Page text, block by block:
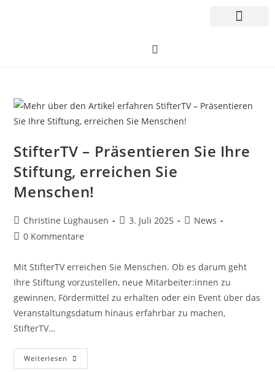
StifterTV – Präsentieren Sie Ihre
Stiftung, erreichen Sie
Menschen!
Christine Lüghausen 3. Juli 2025
News
0 Kommentare
Mit StifterTV erreichen Sie Menschen. Ob es darum geht
Ihre Stiftung vorzustellen, neue Mitarbeiter:innen zu
gewinnen, Fördermittel zu erhalten oder ein Event über das
Veranstaltungsdatum hinaus erfahrbar zu machen,
StifterTV…
Weiterlesen